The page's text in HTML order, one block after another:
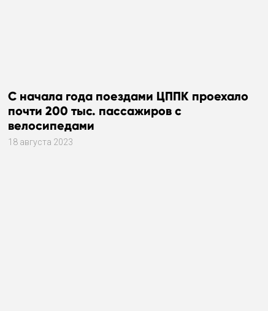
С начала года поездами ЦППК проехало
почти 200 тыс. пассажиров с
велосипедами
18 августа 2023